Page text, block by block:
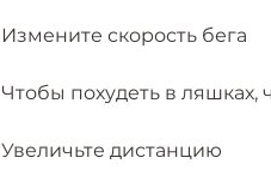
Измените скорость бега
Чтобы похудеть в ляшках,
Увеличьте дистанцию